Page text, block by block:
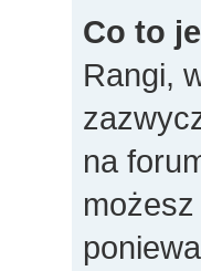
Co to
Rangi,
na